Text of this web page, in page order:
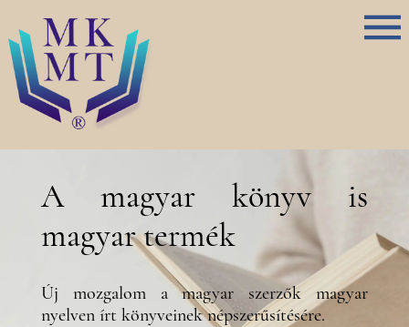
A magyar könyv is
magyar termék
Új mozgalom a magyar szerzők magyar
nyelven írt könyveinek népszerűsítésére.